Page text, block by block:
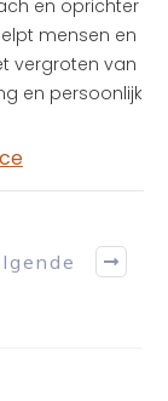
en oprichter
mensen en
vergroten van
en persoonlijk